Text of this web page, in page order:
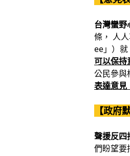
台灣蠻野
條， 人
ee」）
可以保持
公民參與
表達意見
【政府
聲援反四
們盼望要